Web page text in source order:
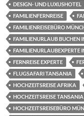
DESIGN- UND LUXUSHOTEL
FAMILIENFERNREISE
FAMILIENREISEBÜRO
FAMILIENURLAUB BUCHEN
FAMILIENURLAUBEXPERTE
FERNREISE EXPERTE
FLUGSAFARI TANSANIA
HOCHZEITSREISE AFRIKA
HOCHZEITSREISE
HOCHZEITSREISEBÜRO